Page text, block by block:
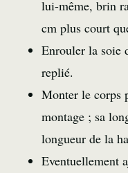
lui-même, brin
cm plus court
Enrouler la soie
replié.
Monter le corps
montage ; sa
longueur de la
Eventuellement